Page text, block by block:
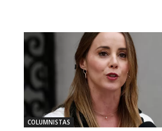
COLUMNISTAS